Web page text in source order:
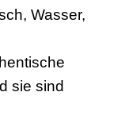
Wasser,
sie sind